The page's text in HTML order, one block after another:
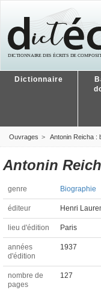
Dictionnaire
Ouvrages Antonin Reicha :
Antonin
genre Biographie
éditeur Henri
lieu d'édition Paris
années
d'édition
1937
nombre de
pages
127